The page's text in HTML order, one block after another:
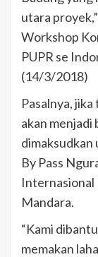
utara
Workshop
PUPR se
(14/3/2018)
Pasalnya,
akan menjadi
dimaksudkan
By Pass
Internasional
Mandara.
“Kami
memakan